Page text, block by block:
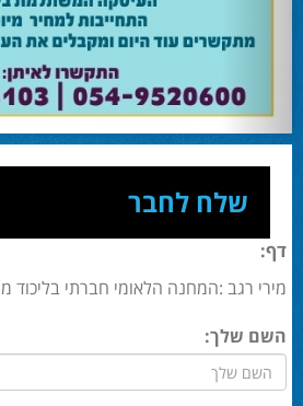
האם ההסכם של מיקי זוהר מחזק את הימין או השמאל? האם
או הדחה? ומה יחליט בעתיד המרכז? עוד שנה בחירות בליכוד
המלא - עמ' 4.
שלח לחבר
דף:
מירי רגב :המחנה הלאומי חברתי בליכוד
השם שלך: